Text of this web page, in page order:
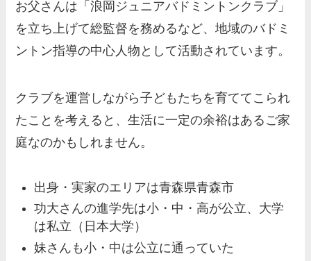
お父さんは「浪岡ジュニアバドミントンクラブ」
を立ち上げて総監督を務めるなど、地域のバドミ
ントン指導の中心人物として活動されています。
クラブを運営しながら子どもたちを育ててこられ
たことを考えると、生活に一定の余裕はあるご家
庭なのかもしれません。
出身・実家のエリアは青森県青森市
功大さんの進学先は小・中・高が公立、大学
は私立（日本大学）
妹さんも小・中は公立に通っていた